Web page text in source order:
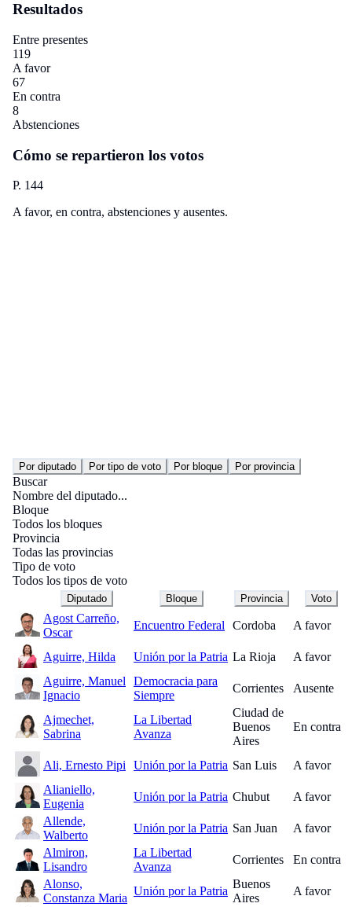
Resultados
Entre presentes
119
A favor
67
En contra
8
Abstenciones
Cómo se repartieron los votos
P. 144
A favor, en contra, abstenciones y ausentes.
Por diputado Por tipo de voto Por bloque Por provincia
Buscar
Nombre del diputado...
Bloque
Todos los bloques
Provincia
Todas las provincias
Tipo de voto
Todos los tipos de voto
Diputado Bloque Provincia Voto
Agost Carreño,
Oscar
Encuentro Federal Cordoba A favor
Aguirre, Hilda Unión por la Patria La Rioja
A favor
Aguirre, Manuel
Ignacio
Democracia para
Siempre
Corrientes Ausente
Ajmechet,
Sabrina
La Libertad
Avanza
Ciudad de
Buenos
Aires
En contra
Ali, Ernesto Pipi Unión por la Patria San Luis
A favor
Alianiello,
Eugenia
Unión por la Patria Chubut
A favor
Allende,
Walberto
Unión por la Patria San Juan
A favor
Almiron,
Lisandro
La Libertad
Avanza
Corrientes
En contra
Alonso,
Constanza Maria
Unión por la Patria
Buenos
Aires
A favor